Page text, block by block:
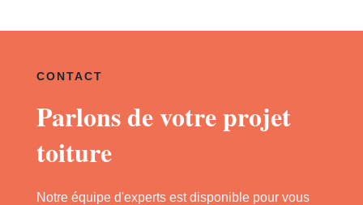
CONTACT
Parlons de votre projet
toiture
Notre équipe d'experts est disponible pour vous